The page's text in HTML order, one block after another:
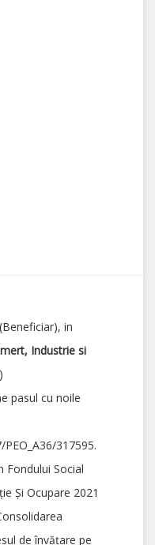
(Beneficiar), in
Industrie si
pasul cu noile
PEO_A36/317595.
Fondului Social
Și Ocupare 2021
de învățare pe